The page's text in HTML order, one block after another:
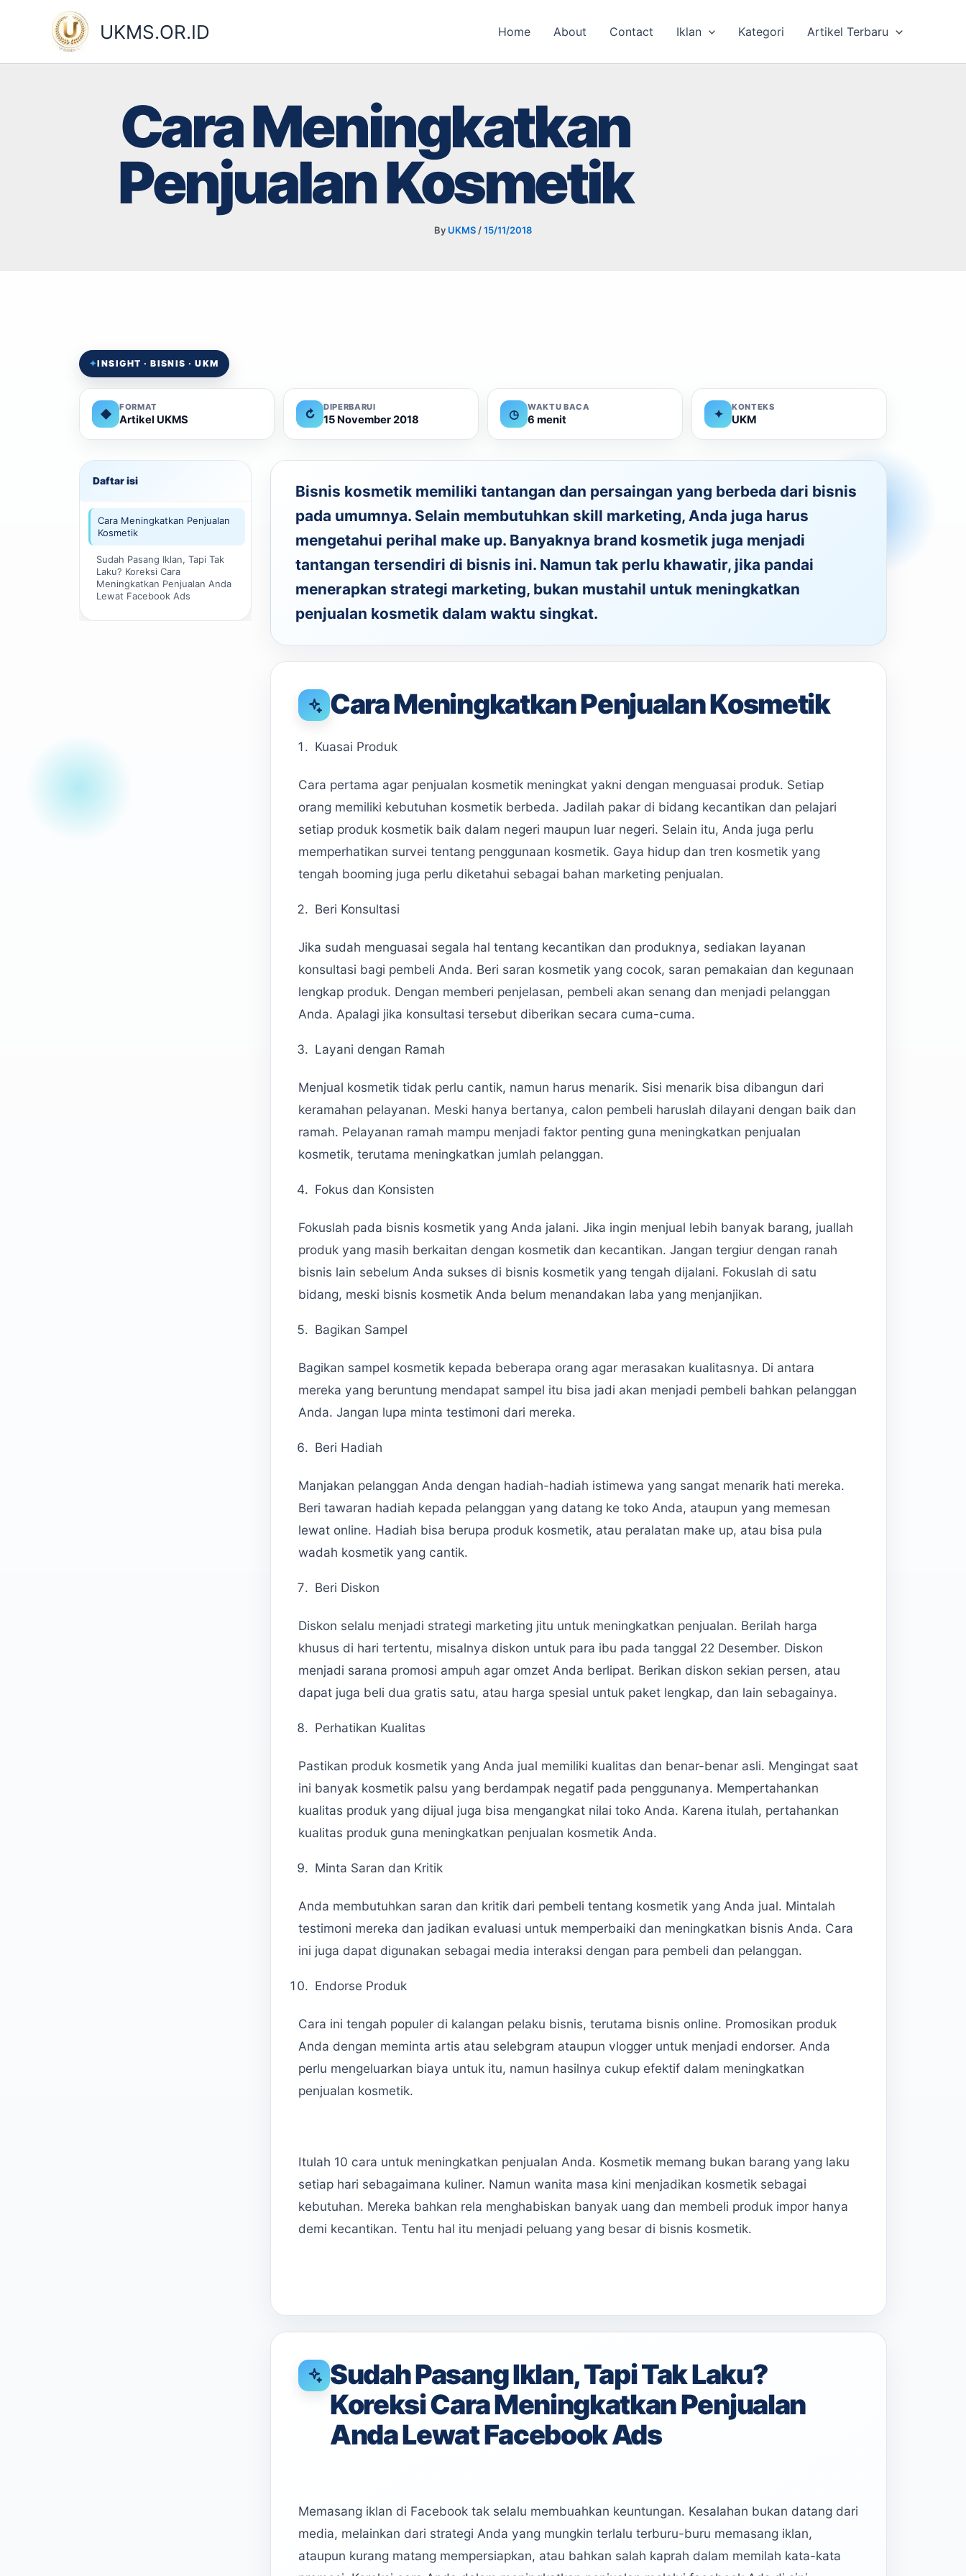
UKMS.OR.ID Home About Contact Iklan Kategori Artikel Terbaru
Cara Meningkatkan
Penjualan Kosmetik
By UKMS /15/11/2018
✦INSIGHT · BISNIS · UKM
◆
FORMAT
Artikel UKMS ↻
DIPERBARUI
15 November 2018 ◷
WAKTU BACA
6 menit ✦
KONTEKS
UKM
Daftar isi
Cara Meningkatkan Penjualan
Kosmetik
Sudah Pasang Iklan, Tapi Tak
Laku? Koreksi Cara
Meningkatkan Penjualan Anda
Lewat Facebook Ads
Bisnis kosmetik memiliki tantangan dan persaingan yang berbeda dari bisnis
pada umumnya. Selain membutuhkan skill marketing, Anda juga harus
mengetahui perihal make up. Banyaknya brand kosmetik juga menjadi
tantangan tersendiri di bisnis ini. Namun tak perlu khawatir, jika pandai
menerapkan strategi marketing, bukan mustahil untuk meningkatkan
penjualan kosmetik dalam waktu singkat.
Cara Meningkatkan Penjualan Kosmetik
Kuasai Produk
Cara pertama agar penjualan kosmetik meningkat yakni dengan menguasai produk. Setiap
orang memiliki kebutuhan kosmetik berbeda. Jadilah pakar di bidang kecantikan dan pelajari
setiap produk kosmetik baik dalam negeri maupun luar negeri. Selain itu, Anda juga perlu
memperhatikan survei tentang penggunaan kosmetik. Gaya hidup dan tren kosmetik yang
tengah booming juga perlu diketahui sebagai bahan marketing penjualan.
Beri Konsultasi
Jika sudah menguasai segala hal tentang kecantikan dan produknya, sediakan layanan
konsultasi bagi pembeli Anda. Beri saran kosmetik yang cocok, saran pemakaian dan kegunaan
lengkap produk. Dengan memberi penjelasan, pembeli akan senang dan menjadi pelanggan
Anda. Apalagi jika konsultasi tersebut diberikan secara cuma-cuma.
Layani dengan Ramah
Menjual kosmetik tidak perlu cantik, namun harus menarik. Sisi menarik bisa dibangun dari
keramahan pelayanan. Meski hanya bertanya, calon pembeli haruslah dilayani dengan baik dan
ramah. Pelayanan ramah mampu menjadi faktor penting guna meningkatkan penjualan
kosmetik, terutama meningkatkan jumlah pelanggan.
Fokus dan Konsisten
Fokuslah pada bisnis kosmetik yang Anda jalani. Jika ingin menjual lebih banyak barang, juallah
produk yang masih berkaitan dengan kosmetik dan kecantikan. Jangan tergiur dengan ranah
bisnis lain sebelum Anda sukses di bisnis kosmetik yang tengah dijalani. Fokuslah di satu
bidang, meski bisnis kosmetik Anda belum menandakan laba yang menjanjikan.
Bagikan Sampel
Bagikan sampel kosmetik kepada beberapa orang agar merasakan kualitasnya. Di antara
mereka yang beruntung mendapat sampel itu bisa jadi akan menjadi pembeli bahkan pelanggan
Anda. Jangan lupa minta testimoni dari mereka.
Beri Hadiah
Manjakan pelanggan Anda dengan hadiah-hadiah istimewa yang sangat menarik hati mereka.
Beri tawaran hadiah kepada pelanggan yang datang ke toko Anda, ataupun yang memesan
lewat online. Hadiah bisa berupa produk kosmetik, atau peralatan make up, atau bisa pula
wadah kosmetik yang cantik.
Beri Diskon
Diskon selalu menjadi strategi marketing jitu untuk meningkatkan penjualan. Berilah harga
khusus di hari tertentu, misalnya diskon untuk para ibu pada tanggal 22 Desember. Diskon
menjadi sarana promosi ampuh agar omzet Anda berlipat. Berikan diskon sekian persen, atau
dapat juga beli dua gratis satu, atau harga spesial untuk paket lengkap, dan lain sebagainya.
Perhatikan Kualitas
Pastikan produk kosmetik yang Anda jual memiliki kualitas dan benar-benar asli. Mengingat saat
ini banyak kosmetik palsu yang berdampak negatif pada penggunanya. Mempertahankan
kualitas produk yang dijual juga bisa mengangkat nilai toko Anda. Karena itulah, pertahankan
kualitas produk guna meningkatkan penjualan kosmetik Anda.
Minta Saran dan Kritik
Anda membutuhkan saran dan kritik dari pembeli tentang kosmetik yang Anda jual. Mintalah
testimoni mereka dan jadikan evaluasi untuk memperbaiki dan meningkatkan bisnis Anda. Cara
ini juga dapat digunakan sebagai media interaksi dengan para pembeli dan pelanggan.
Endorse Produk
Cara ini tengah populer di kalangan pelaku bisnis, terutama bisnis online. Promosikan produk
Anda dengan meminta artis atau selebgram ataupun vlogger untuk menjadi endorser. Anda
perlu mengeluarkan biaya untuk itu, namun hasilnya cukup efektif dalam meningkatkan
penjualan kosmetik.
Itulah 10 cara untuk meningkatkan penjualan Anda. Kosmetik memang bukan barang yang laku
setiap hari sebagaimana kuliner. Namun wanita masa kini menjadikan kosmetik sebagai
kebutuhan. Mereka bahkan rela menghabiskan banyak uang dan membeli produk impor hanya
demi kecantikan. Tentu hal itu menjadi peluang yang besar di bisnis kosmetik.
Sudah Pasang Iklan, Tapi Tak Laku?
Koreksi Cara Meningkatkan Penjualan
Anda Lewat Facebook Ads
Memasang iklan di Facebook tak selalu membuahkan keuntungan. Kesalahan bukan datang dari
media, melainkan dari strategi Anda yang mungkin terlalu terburu-buru memasang iklan,
ataupun kurang matang mempersiapkan, atau bahkan salah kaprah dalam memilah kata-kata